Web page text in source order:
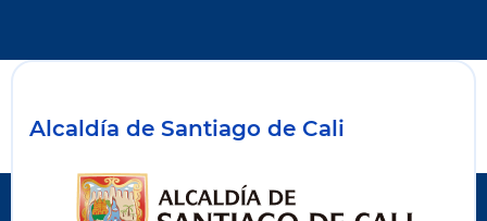
Alcaldía de Santiago de Cali